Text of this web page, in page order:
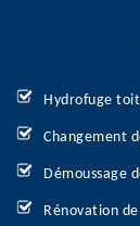
Hydrofuge
Changement
Démoussage
Rénovation